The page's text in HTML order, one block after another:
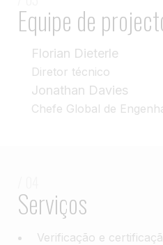
Equipe de
Florian Dieterle
Diretor técnico
Jonathan Davies
Chefe Global de
Serviços
Verificação e